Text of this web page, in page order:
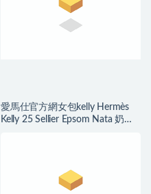
愛馬仕官方網女包kelly Hermès
Kelly 25 Sellier Epsom Nata 奶油